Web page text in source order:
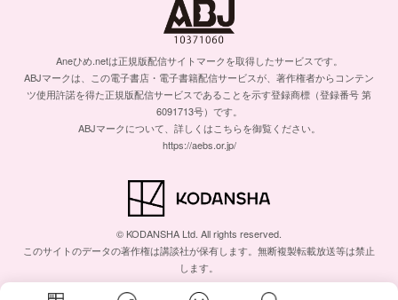
Aneひめ.netは正規版配信サイトマークを取得したサービスです。
ABJマークは、この電子書店・電子書籍配信サービスが、著作権者からコンテン
ツ使用許諾を得た正規版配信サービスであることを示す登録商標（登録番号 第
6091713号）です。
ABJマークについて、詳しくはこちらを御覧ください。
https://aebs.or.jp/
© KODANSHA Ltd. All rights reserved.
このサイトのデータの著作権は講談社が保有します。無断複製転載放送等は禁止
します。